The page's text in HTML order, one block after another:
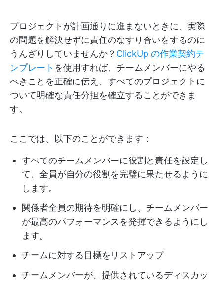
プロジェクトが計画通りに進まないときに、実際
の問題を解決せずに責任のなすり合いをするのに
うんざりしていませんか？ ClickUp の作業契約テ
ンプレート を使用すれば、チームメンバーにやる
べきことを正確に伝え、すべてのプロジェクトに
ついて明確な責任分担を確立することができま
す。
ここでは、以下のことができます：
すべてのチームメンバーに役割と責任を設定し
て、全員が自分の役割を完璧に果たせるように
します。
関係者全員の期待を明確にし、チームメンバー
が最高のパフォーマンスを発揮できるようにし
ます。
チームに対する目標をリストアップ
チームメンバーが、提供されているディスカッ